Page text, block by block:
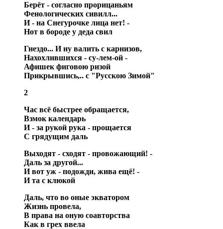
Берёт - согласно прорицаньям
Фенологических сивилл...
И - на Снегурочке лица нет! -
Нот в бороде у деда свил
Гнездо... И ну валить с карнизов,
Нахохлившихся - су-лем-ой -
Афишек фиговою ризой
Прикрывшись,.. с "Русскою Зимой"
2
Час всё быстрее обращается,
Взмок календарь
И - за рукой рука - прощается
С грядущим даль
Выходят - сходят - провожающий! -
Даль за другой...
И вот уж - подожди, жива ещё! -
И та с клюкой
Даль, что во оные экватором
Жизнь провела,
В права на оную соавторства
Как в грех ввела